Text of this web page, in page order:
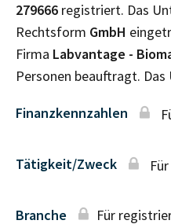
279666 registriert. Das
Rechtsform GmbH
Firma Labvantage -
Personen beauftragt.
Finanzkennzahlen
Tätigkeit/Zweck
Branche Für